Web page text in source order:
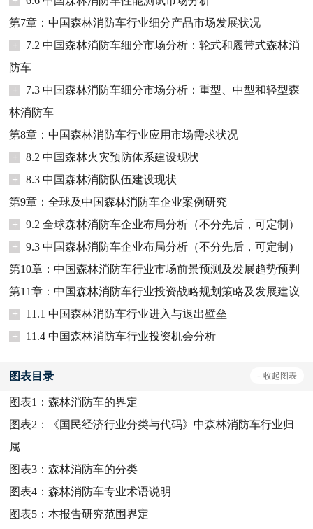
第7章：中国森林消防车行业细分产品市场发展状况
+
7.2 中国森林消防车细分市场分析：轮式和履带式森林消
防车
+
7.3 中国森林消防车细分市场分析：重型、中型和轻型森
林消防车
第8章：中国森林消防车行业应用市场需求状况
+
8.2 中国森林火灾预防体系建设现状
+
8.3 中国森林消防队伍建设现状
第9章：全球及中国森林消防车企业案例研究
+
9.2 全球森林消防车企业布局分析（不分先后，可定制）
+
9.3 中国森林消防车企业布局分析（不分先后，可定制）
第10章：中国森林消防车行业市场前景预测及发展趋势预判
第11章：中国森林消防车行业投资战略规划策略及发展建议
+
11.1 中国森林消防车行业进入与退出壁垒
+
11.4 中国森林消防车行业投资机会分析
图表目录 - 收起图表
图表1：森林消防车的界定
图表2：
《国民经济行业分类与代码》中森林消防车行业归
属
图表3：森林消防车的分类
图表4：森林消防车专业术语说明
图表5：本报告研究范围界定